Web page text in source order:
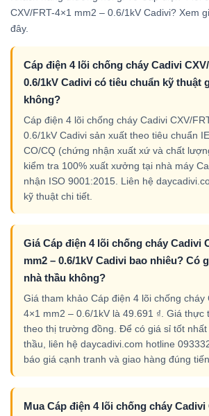
CXV/FRT-4×1 mm2 – 0.6/1kV Cadivi? Xem
đây.
Cáp điện 4 lõi chống cháy Cadivi
0.6/1kV Cadivi có tiêu chuẩn kỹ thuật
không?
Cáp điện 4 lõi chống cháy Cadivi CXV/
0.6/1kV Cadivi sản xuất theo tiêu chuẩn
CO/CQ (chứng nhận xuất xứ và chất
kiểm tra 100% xuất xưởng tại nhà máy
nhận ISO 9001:2015. Liên hệ
kỹ thuật chi tiết.
Giá Cáp điện 4 lõi chống cháy Cadivi
mm2 – 0.6/1kV Cadivi bao nhiêu? Có
nhà thầu không?
Giá tham khảo Cáp điện 4 lõi chống cháy
4×1 mm2 – 0.6/1kV là 49.691 ₫. Giá thực
theo thị trường đồng. Để có giá sỉ tốt nhất
thầu, liên hệ daycadivi.com hotline
báo giá cạnh tranh và giao hàng đúng
Mua Cáp điện 4 lõi chống cháy Cadivi